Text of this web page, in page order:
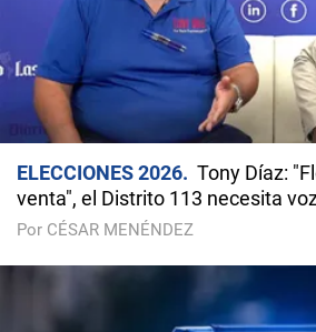
ELECCIONES 2026
Tony Díaz:
venta", el Distrito 113 necesita
Por CÉSAR MENÉNDEZ